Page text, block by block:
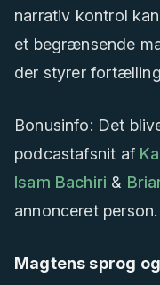
narrativ kontrol
et begrænsende
der styrer
Bonusinfo: Det
podcastafsnit af
Isam Bachiri &
annonceret person.
Magtens sprog